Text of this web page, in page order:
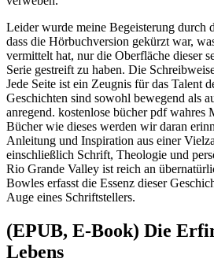
Leider wurde meine Begeisterung durch
dass die Hörbuchversion gekürzt war,
vermittelt hat, nur die Oberfläche dieser
Serie gestreift zu haben. Die
Jede Seite ist ein Zeugnis für das Talent
Geschichten sind sowohl bewegend als
anregend. kostenlose bücher pdf wahres
Bücher wie dieses werden wir daran
Anleitung und Inspiration aus einer
einschließlich Schrift, Theologie und
Rio Grande Valley ist reich an
Bowles erfasst die Essenz dieser
Auge eines Schriftstellers.
(EPUB, E-Book) Die
Lebens